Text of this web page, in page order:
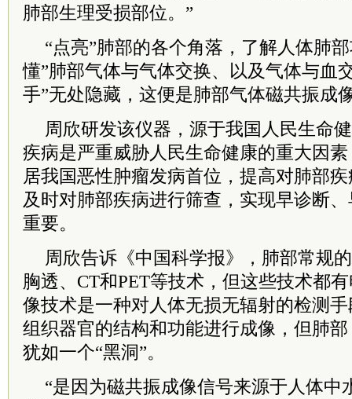
肺部生理受损部位。”
“点亮”肺部的各个角落，了解人体肺
懂”肺部气体与气体交换、以及气体与血
手”无处隐藏，这便是肺部气体磁共振成
周欣研发该仪器，源于我国人民生命
疾病是严重威胁人民生命健康的重大因
居我国恶性肿瘤发病首位，提高对肺部
及时对肺部疾病进行筛查，实现早诊断
重要。
周欣告诉《中国科学报》，肺部常规
胸透、CT和PET等技术，但这些技术都
像技术是一种对人体无损无辐射的检测
组织器官的结构和功能进行成像，但肺
犹如一个“黑洞”。
“是因为磁共振成像信号来源于人体中